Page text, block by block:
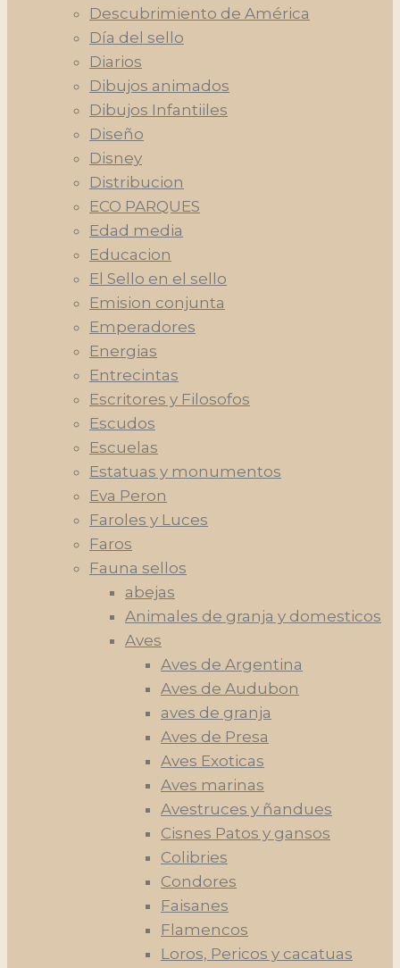
Descubrimiento de América
Día del sello
Diarios
Dibujos animados
Dibujos Infantiiles
Diseño
Disney
Distribucion
ECO PARQUES
Edad media
Educacion
El Sello en el sello
Emision conjunta
Emperadores
Energias
Entrecintas
Escritores y Filosofos
Escudos
Escuelas
Estatuas y monumentos
Eva Peron
Faroles y Luces
Faros
Fauna sellos
abejas
Animales de granja y domesticos
Aves
Aves de Argentina
Aves de Audubon
aves de granja
Aves de Presa
Aves Exoticas
Aves marinas
Avestruces y ñandues
Cisnes Patos y gansos
Colibries
Condores
Faisanes
Flamencos
Loros, Pericos y cacatuas